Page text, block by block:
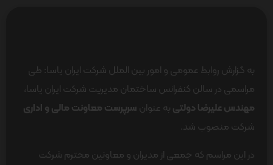
به گزارش روابط عمومی و امور بین الملل شرکت ایران یاسا: طی
مراسمی در سالن کنفرانس ساختمان مدیریت شرکت ایران یاسا،
مهندس علیرضا دولتی به عنوان سرپرست معاونت مالی و اداری
شرکت منصوب شد.
در این مراسم که جمعی از مدیران و معاونین محترم شرکت